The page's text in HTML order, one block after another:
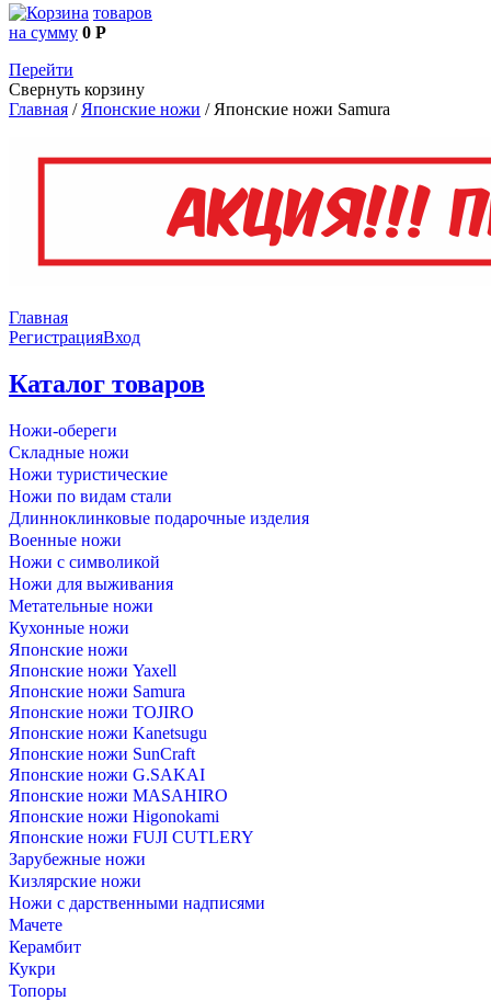
товаров
на сумму 0 Р
Перейти
Свернуть корзину
Главная / Японские ножи / Японские ножи Samura
Главная
РегистрацияВход
Каталог товаров
Ножи-обереги
Складные ножи
Ножи туристические
Ножи по видам стали
Длинноклинковые подарочные изделия
Военные ножи
Ножи с символикой
Ножи для выживания
Метательные ножи
Кухонные ножи
Японские ножи
Японскиe ножи Yaxell
Японские ножи Samura
Японские ножи TOJIRO
Японские ножи Kanetsugu
Японские ножи SunCraft
Японские ножи G.SAKAI
Японские ножи MASAHIRO
Японские ножи Higonokami
Японские ножи FUJI CUTLERY
Зарубежные ножи
Кизлярские ножи
Ножи с дарственными надписями
Мачете
Керамбит
Кукри
Топоры